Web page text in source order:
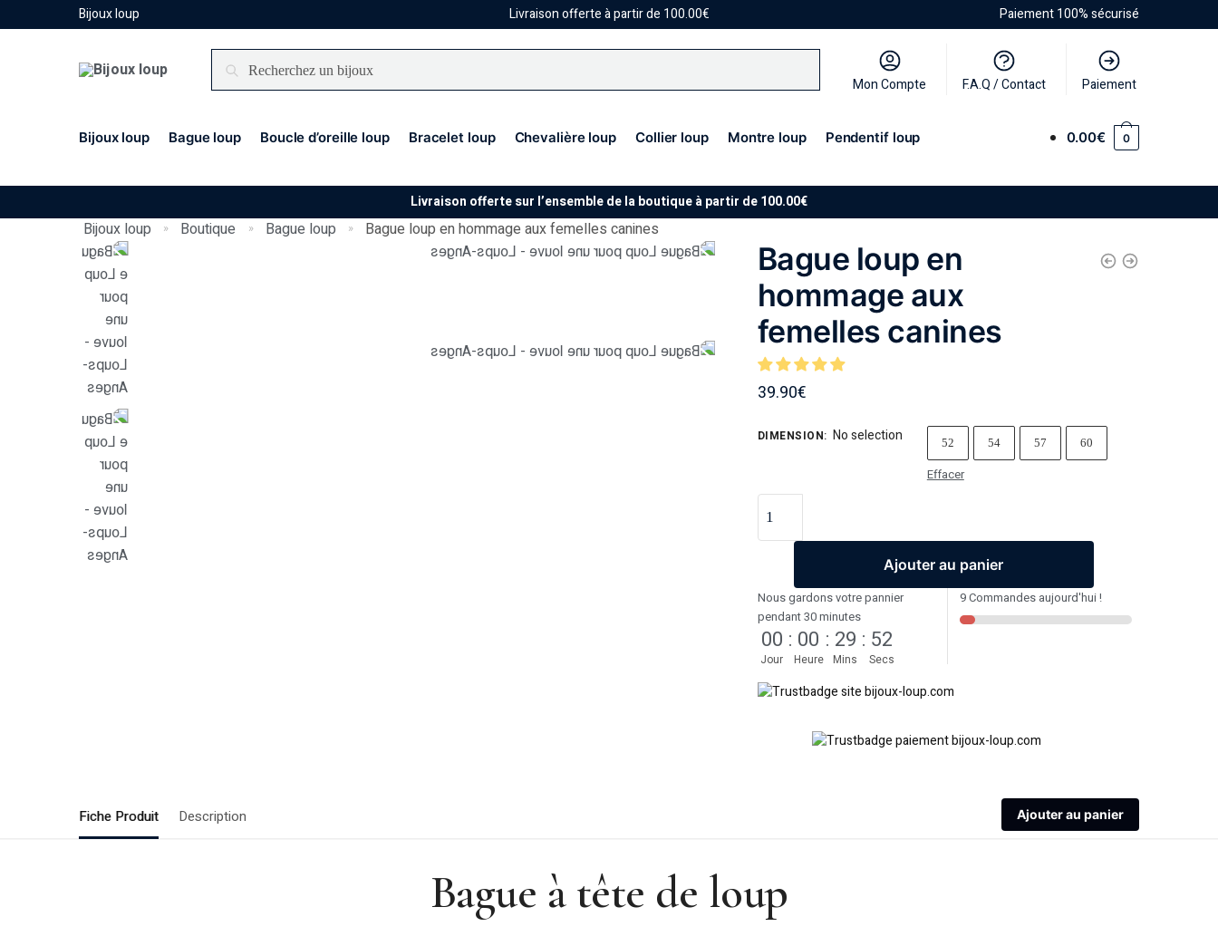
Bijoux loup Livraison offerte à partir de 100.00€ Paiement 100% sécurisé
Recherche
Mon Compte F.A.Q / Contact Paiement
Bijoux loup Bague loup Boucle d’oreille loup Bracelet loup Chevalière loup Collier loup Montre loup Pendentif loup 0.00€ 0
Livraison offerte sur l’ensemble de la boutique à partir de 100.00€
Bijoux loup » Boutique » Bague loup » Bague loup en hommage aux femelles canines
Bague loup en
hommage aux
femelles canines
39.90€
DIMENSION: No selection 52 54 57 60
Effacer
Ajouter au panier
Nous gardons votre pannier
pendant 30 minutes
00
Jour
: 00
Heure
: 29
Mins
: 51
Secs
9 Commandes aujourd'hui !
Fiche Produit Description Ajouter au panier
Bague à tête de loup